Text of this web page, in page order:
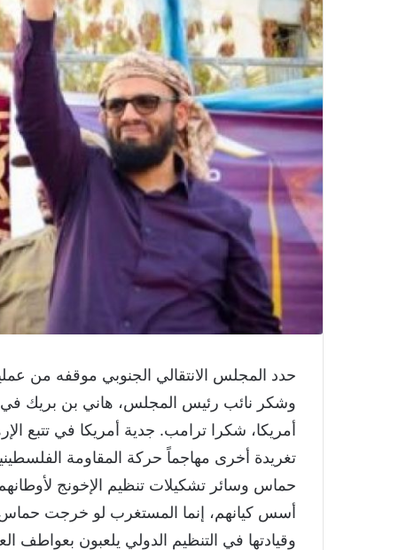
حدد المجلس الانتقالي الجنوبي موقفه من
وشكر نائب رئيس المجلس، هاني بن بريك في
أمريكا، شكرا ترامب. جدية أمريكا في تتبع
تغريدة أخرى مهاجماً حركة المقاومة
حماس وسائر تشكيلات تنظيم الإخونج
أسس كيانهم، إنما المستغرب لو خرجت حماس
وقيادتها في التنظيم الدولي يلعبون